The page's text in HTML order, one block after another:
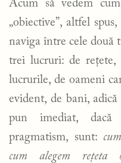
Acum să vedem
„obiective”, altfel
naviga între cele două
trei lucruri: de rețete,
lucrurile, de oameni
evident, de bani,
pun imediat,
pragmatism, sunt:
cum alegem rețeta